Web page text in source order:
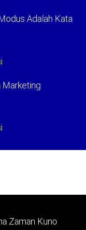
Adalah Kata
Marketing
Zaman Kuno